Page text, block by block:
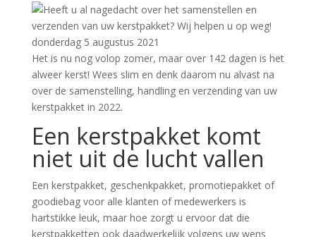
donderdag 5 augustus 2021
Het is nu nog volop zomer, maar over 142 dagen is het
alweer kerst! Wees slim en denk daarom nu alvast na
over de samenstelling, handling en verzending van uw
kerstpakket in 2022.
Een kerstpakket komt
niet uit de lucht vallen
Een kerstpakket, geschenkpakket, promotiepakket of
goodiebag voor alle klanten of medewerkers is
hartstikke leuk, maar hoe zorgt u ervoor dat die
kerstpakketten ook daadwerkelijk volgens uw wens